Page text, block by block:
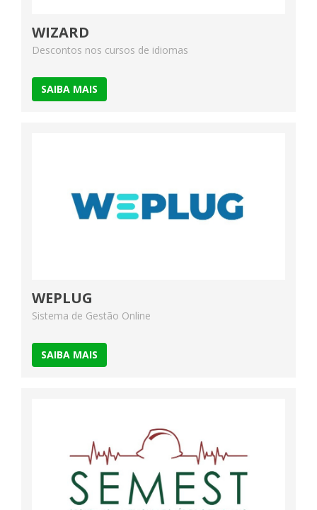
WIZARD
Descontos nos cursos de idiomas
SAIBA MAIS
WEPLUG
Sistema de Gestão Online
SAIBA MAIS